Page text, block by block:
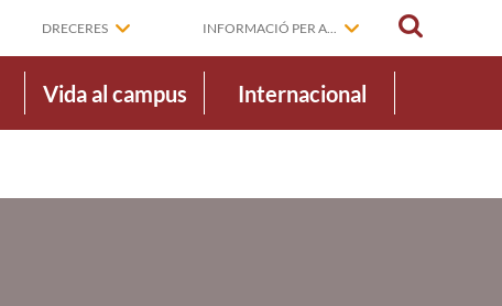
DRECERES INFORMACIÓ PER A...
Vida al campus Internacional